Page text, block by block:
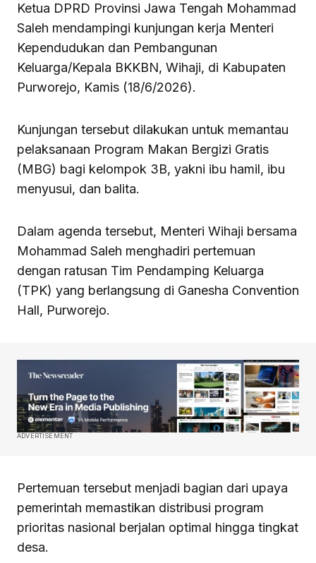
Ketua DPRD Provinsi Jawa Tengah Mohammad
Saleh mendampingi kunjungan kerja Menteri
Kependudukan dan Pembangunan
Keluarga/Kepala BKKBN, Wihaji, di Kabupaten
Purworejo, Kamis (18/6/2026).
Kunjungan tersebut dilakukan untuk memantau
pelaksanaan Program Makan Bergizi Gratis
(MBG) bagi kelompok 3B, yakni ibu hamil, ibu
menyusui, dan balita.
Dalam agenda tersebut, Menteri Wihaji bersama
Mohammad Saleh menghadiri pertemuan
dengan ratusan Tim Pendamping Keluarga
(TPK) yang berlangsung di Ganesha Convention
Hall, Purworejo.
ADVERTISEMENT
Pertemuan tersebut menjadi bagian dari upaya
pemerintah memastikan distribusi program
prioritas nasional berjalan optimal hingga tingkat
desa.